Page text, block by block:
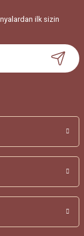
ilk sizin